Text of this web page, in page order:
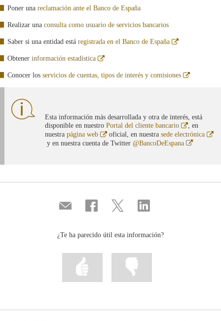
nueva
Poner una reclamación ante el Banco de España
Realizar una consulta como usuario de servicios bancarios
Saber si una entidad está registrada en el Banco de España
Abre
Obtener información estadística
Abre
ventana
nueva
Conocer los servicios de cuentas, tipos de interés y comisiones
Abre
Esta información más desarrollada y otra de interés, está
disponible en nuestro Portal del cliente bancario
Abre
en
ventana
nueva
, en
nuestra página web
Abre
en
ventana
oficial, en nuestra sede electrónica
y en nuestra cuenta de Twitter @BancoDeEspana
Abre
Compartir
por
Compartir
en
Compartir
en
Compartir
en
¿Te ha parecido útil esta información?
Marcar
información